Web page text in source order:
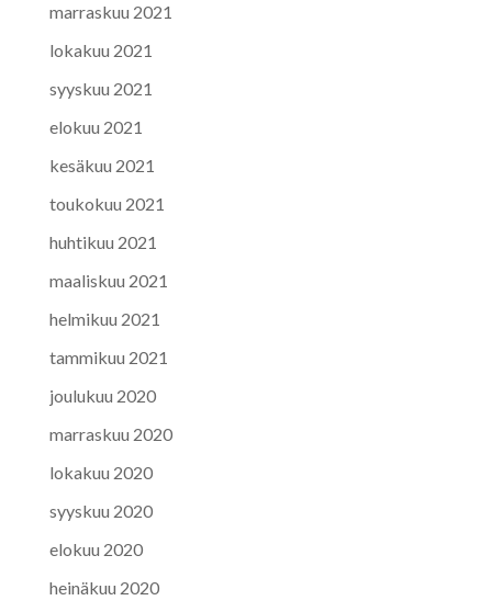
marraskuu 2021
lokakuu 2021
syyskuu 2021
elokuu 2021
kesäkuu 2021
toukokuu 2021
huhtikuu 2021
maaliskuu 2021
helmikuu 2021
tammikuu 2021
joulukuu 2020
marraskuu 2020
lokakuu 2020
syyskuu 2020
elokuu 2020
heinäkuu 2020